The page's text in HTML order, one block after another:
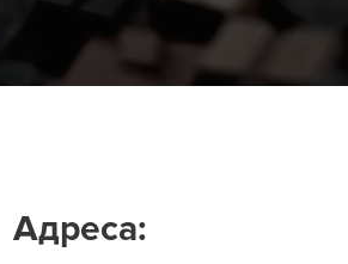
Адреса: